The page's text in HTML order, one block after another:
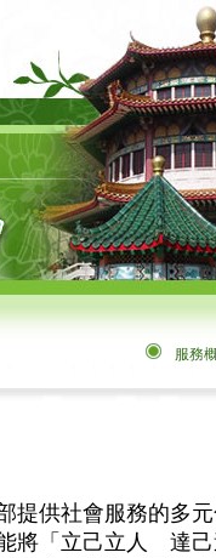
服務
供社會服務的多元
將「立己立人 達